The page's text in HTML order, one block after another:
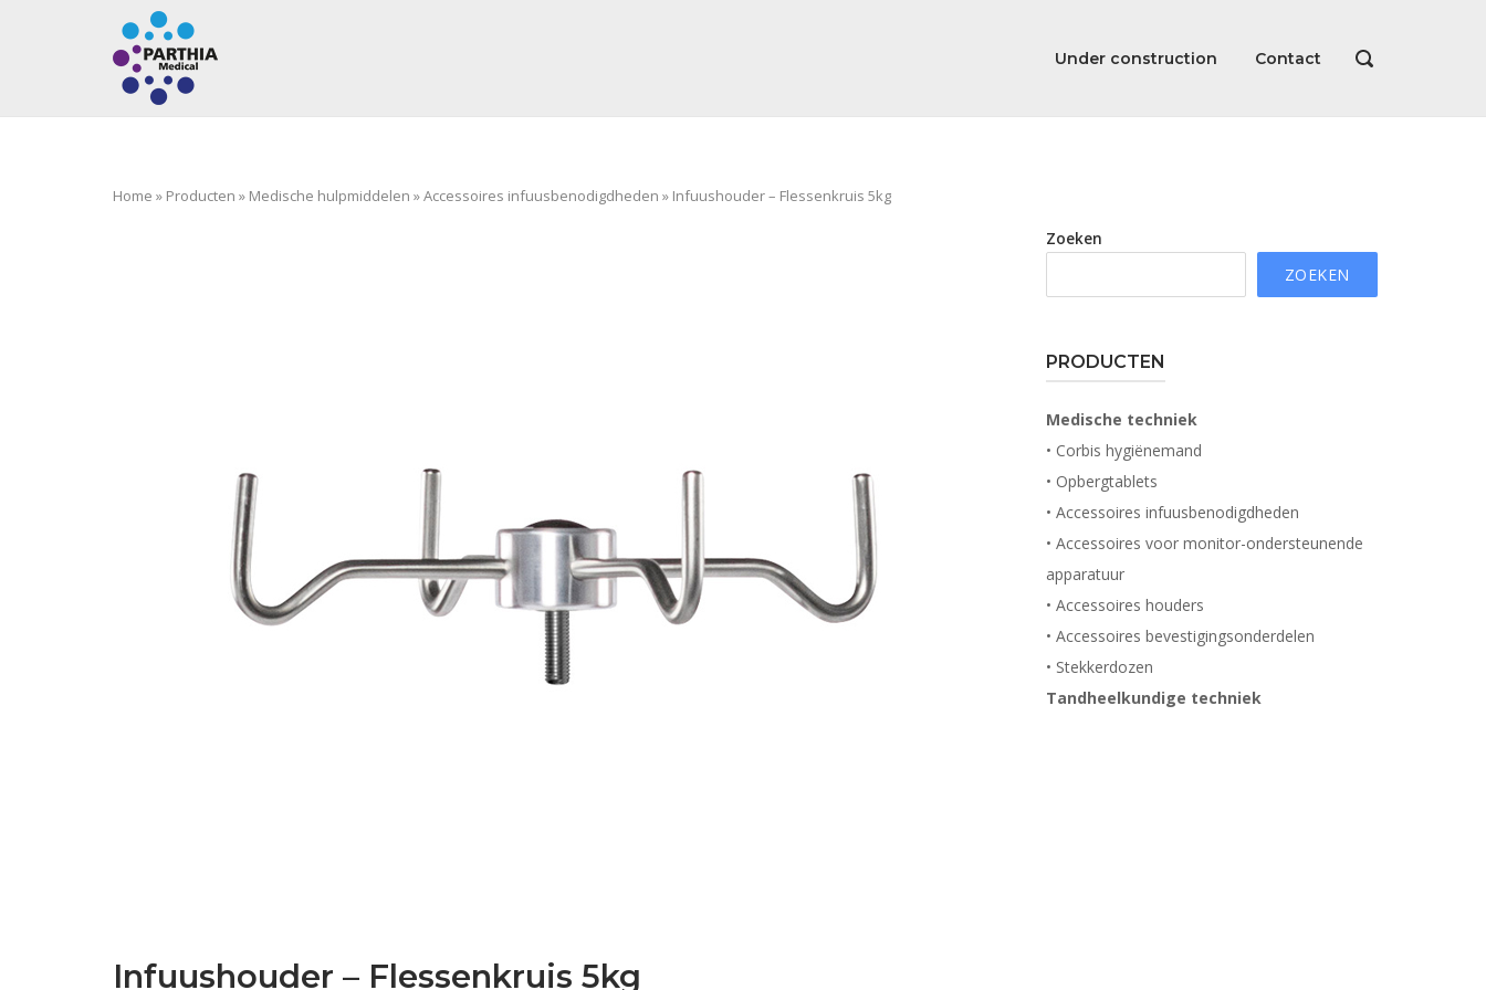
Home
Under construction Contact
OPEN
Home » Producten » Medische hulpmiddelen »Accessoires infuusbenodigdheden » Infuushouder – Flessenkruis 5kg
Infuushouder – Flessenkruis 5kg
Zoeken
ZOEKEN
PRODUCTEN
Medische techniek
• Corbis hygiënemand
• Opbergtablets
• Accessoires infuusbenodigdheden
• Accessoires voor monitor-ondersteunende
apparatuur
• Accessoires houders
• Accessoires bevestigingsonderdelen
• Stekkerdozen
Tandheelkundige techniek